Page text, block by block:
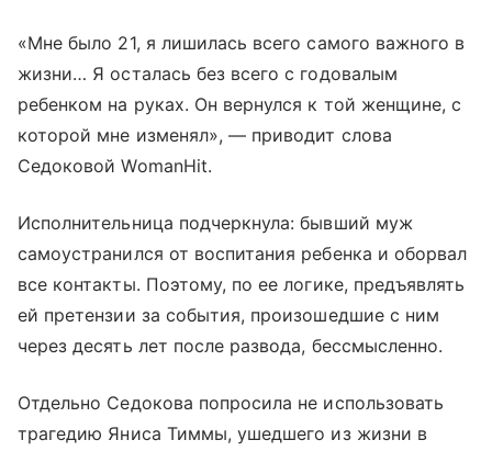
«Мне было 21, я лишилась всего самого важного в
жизни… Я осталась без всего с годовалым
ребенком на руках. Он вернулся к той женщине, с
которой мне изменял», — приводит слова
Седоковой WomanHit.
Исполнительница подчеркнула: бывший муж
самоустранился от воспитания ребенка и оборвал
все контакты. Поэтому, по ее логике, предъявлять
ей претензии за события, произошедшие с ним
через десять лет после развода, бессмысленно.
Отдельно Седокова попросила не использовать
трагедию Яниса Тиммы, ушедшего из жизни в